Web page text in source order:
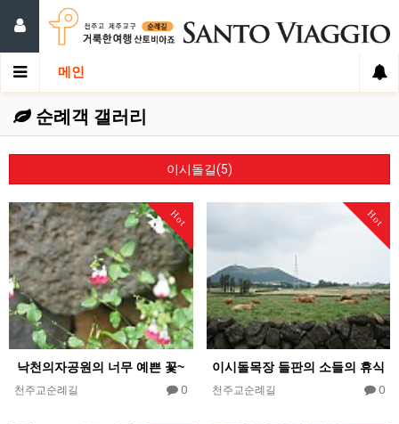
메인
순례객 갤러리
이시돌길(5)
Hot
낙천의자공원의 너무 예쁜 꽃~
천주교순례길 0
Hot
이시돌목장 들판의 소들의 휴식
천주교순례길 0